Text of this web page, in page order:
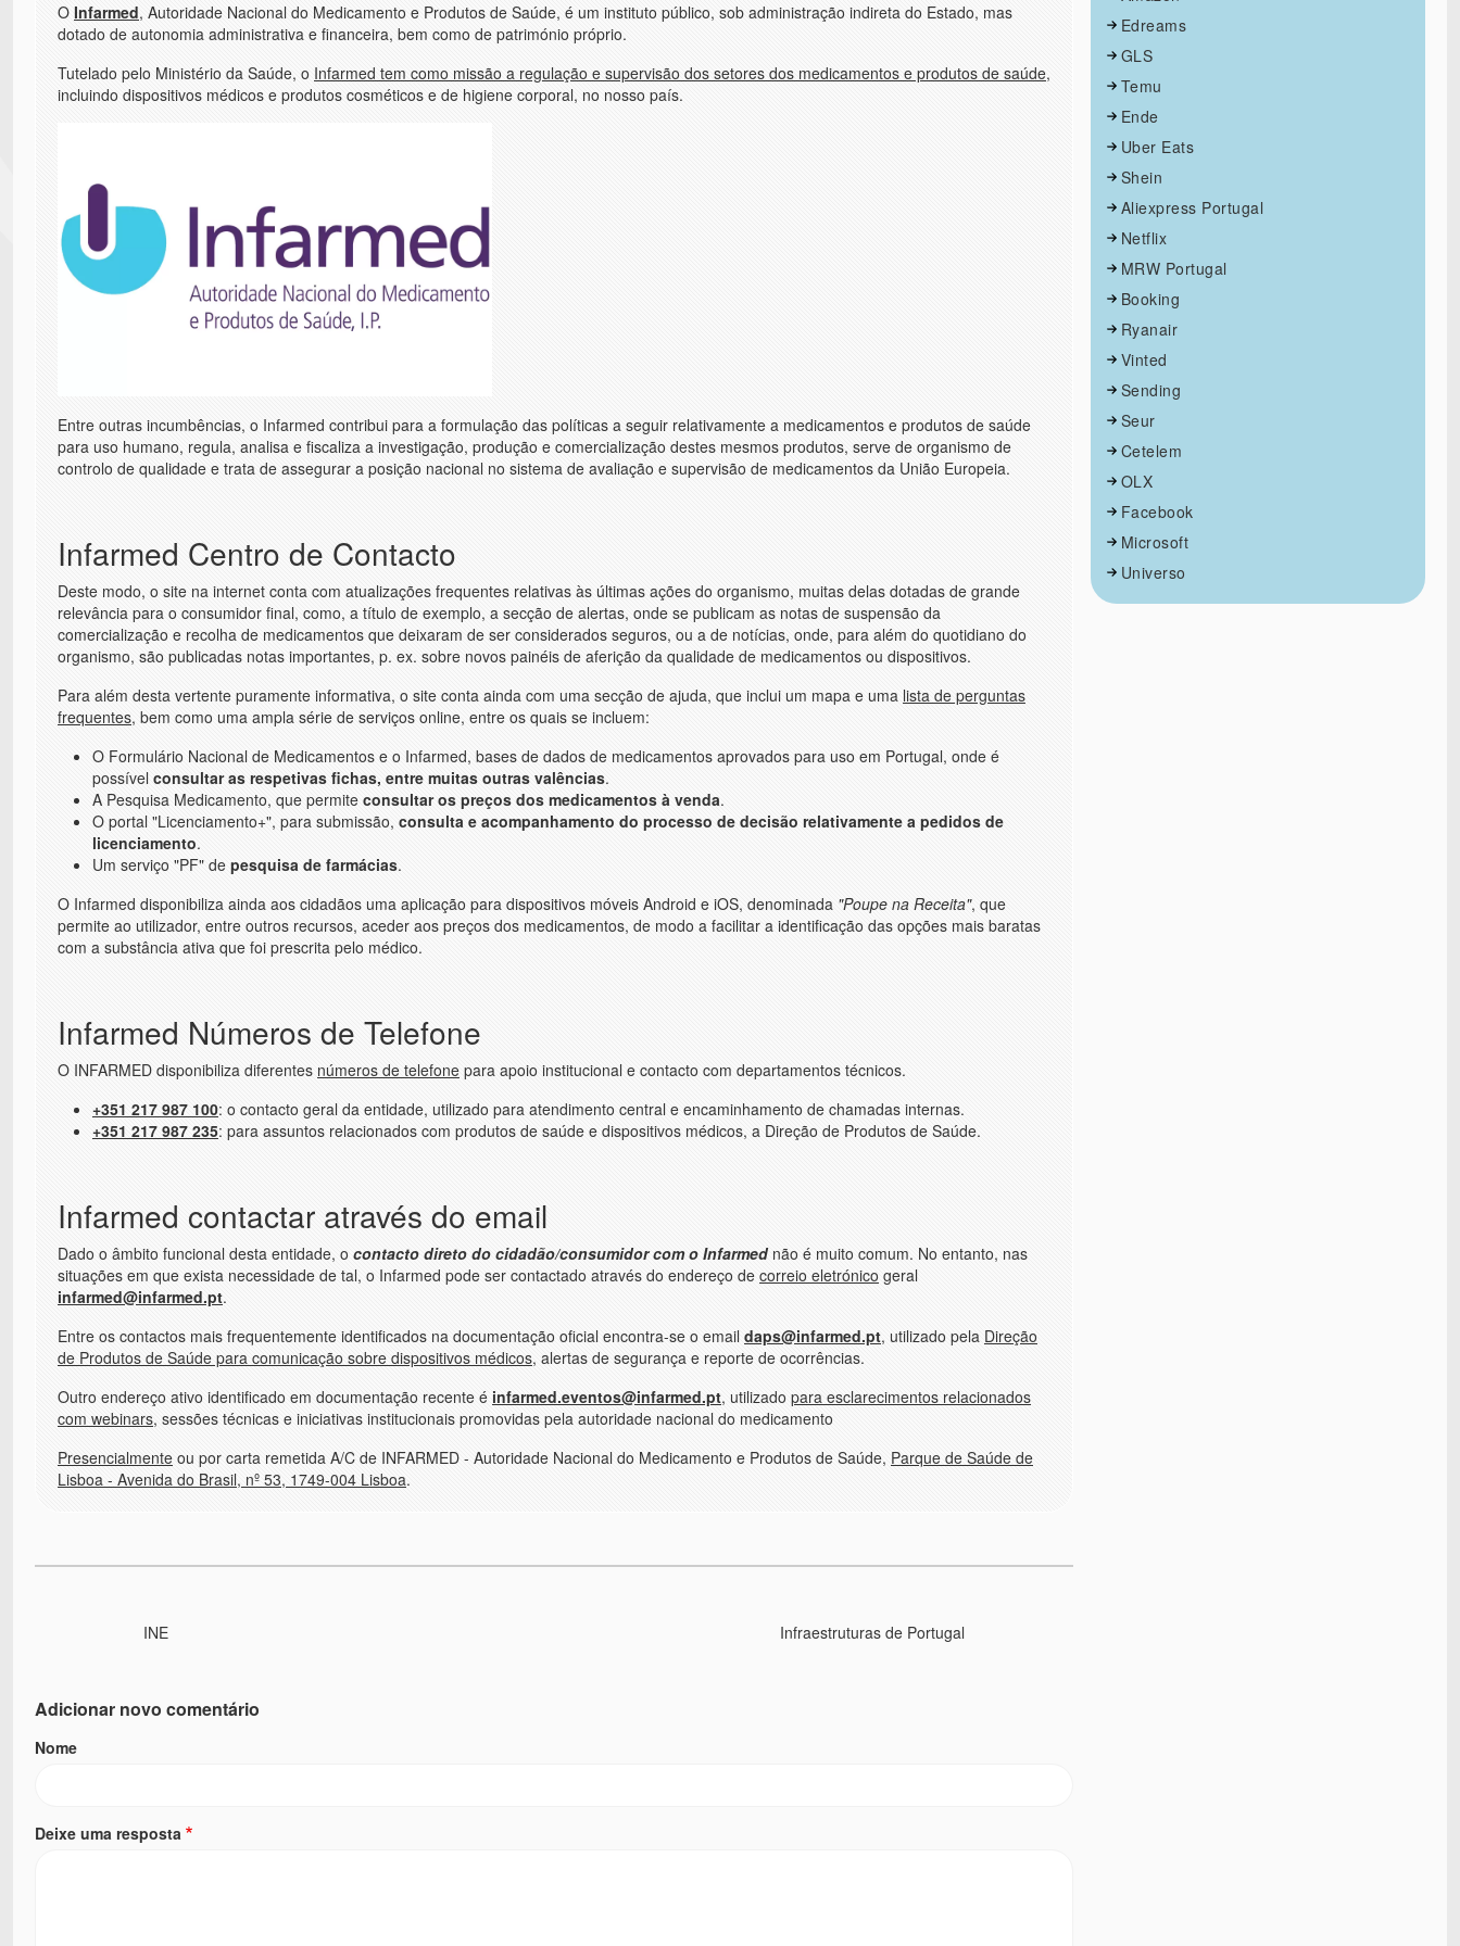
O Infarmed, Autoridade Nacional do Medicamento e Produtos de Saúde, é um instituto público, sob administração indireta do Estado, mas
dotado de autonomia administrativa e financeira, bem como de património próprio.
Tutelado pelo Ministério da Saúde, o Infarmed tem como missão a regulação e supervisão dos setores dos medicamentos e produtos de saúde,
incluindo dispositivos médicos e produtos cosméticos e de higiene corporal, no nosso país.
Entre outras incumbências, o Infarmed contribui para a formulação das políticas a seguir relativamente a medicamentos e produtos de saúde
para uso humano, regula, analisa e fiscaliza a investigação, produção e comercialização destes mesmos produtos, serve de organismo de
controlo de qualidade e trata de assegurar a posição nacional no sistema de avaliação e supervisão de medicamentos da União Europeia.
Infarmed Centro de Contacto
Deste modo, o site na internet conta com atualizações frequentes relativas às últimas ações do organismo, muitas delas dotadas de grande
relevância para o consumidor final, como, a título de exemplo, a secção de alertas, onde se publicam as notas de suspensão da
comercialização e recolha de medicamentos que deixaram de ser considerados seguros, ou a de notícias, onde, para além do quotidiano do
organismo, são publicadas notas importantes, p. ex. sobre novos painéis de aferição da qualidade de medicamentos ou dispositivos.
Para além desta vertente puramente informativa, o site conta ainda com uma secção de ajuda, que inclui um mapa e uma lista de perguntas
frequentes, bem como uma ampla série de serviços online, entre os quais se incluem:
O Formulário Nacional de Medicamentos e o Infarmed, bases de dados de medicamentos aprovados para uso em Portugal, onde é
possível consultar as respetivas fichas, entre muitas outras valências.
A Pesquisa Medicamento, que permite consultar os preços dos medicamentos à venda.
O portal "Licenciamento+", para submissão, consulta e acompanhamento do processo de decisão relativamente a pedidos de
licenciamento.
Um serviço "PF" de pesquisa de farmácias.
O Infarmed disponibiliza ainda aos cidadãos uma aplicação para dispositivos móveis Android e iOS, denominada "Poupe na Receita", que
permite ao utilizador, entre outros recursos, aceder aos preços dos medicamentos, de modo a facilitar a identificação das opções mais baratas
com a substância ativa que foi prescrita pelo médico.
Infarmed Números de Telefone
O INFARMED disponibiliza diferentes números de telefone para apoio institucional e contacto com departamentos técnicos.
+351 217 987 100: o contacto geral da entidade, utilizado para atendimento central e encaminhamento de chamadas internas.
+351 217 987 235: para assuntos relacionados com produtos de saúde e dispositivos médicos, a Direção de Produtos de Saúde.
Infarmed contactar através do email
Dado o âmbito funcional desta entidade, o contacto direto do cidadão/consumidor com o Infarmednão é muito comum. No entanto, nas
situações em que exista necessidade de tal, o Infarmed pode ser contactado através do endereço de correio eletrónico geral
infarmed@infarmed.pt.
Entre os contactos mais frequentemente identificados na documentação oficial encontra-se o email daps@infarmed.pt, utilizado pela Direção
de Produtos de Saúde para comunicação sobre dispositivos médicos, alertas de segurança e reporte de ocorrências.
Outro endereço ativo identificado em documentação recente é infarmed.eventos@infarmed.pt, utilizado para esclarecimentos relacionados
com webinars, sessões técnicas e iniciativas institucionais promovidas pela autoridade nacional do medicamento
Presencialmente ou por carta remetida A/C de INFARMED - Autoridade Nacional do Medicamento e Produtos de Saúde, Parque de Saúde de
Lisboa - Avenida do Brasil, nº 53, 1749-004 Lisboa.
INE Infraestruturas de Portugal
Adicionar novo comentário
Nome
Deixe uma resposta
Edreams
GLS
Temu
Ende
Uber Eats
Shein
Aliexpress Portugal
Netflix
MRW Portugal
Booking
Ryanair
Vinted
Sending
Seur
Cetelem
OLX
Facebook
Microsoft
Universo